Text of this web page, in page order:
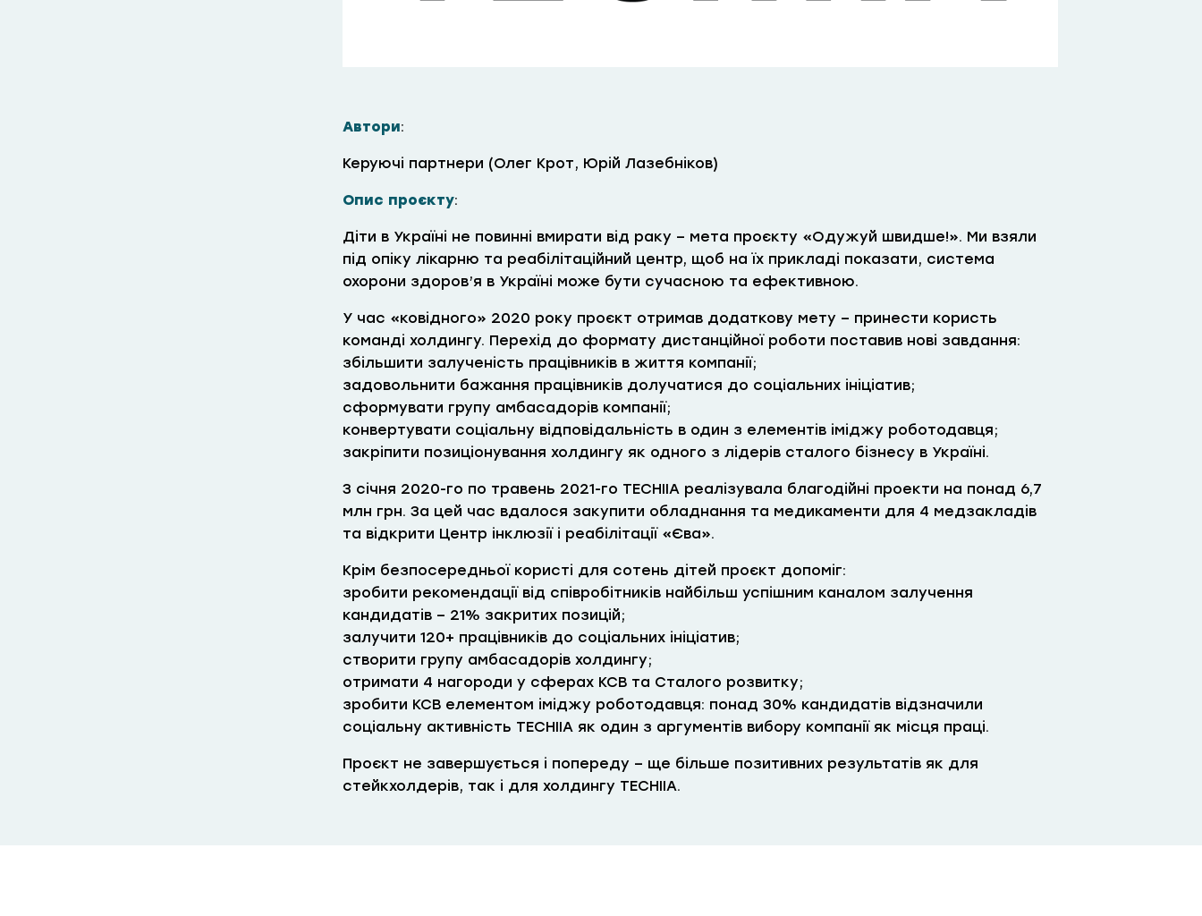
Автори:
Керуючі партнери (Олег Крот, Юрій Лазебніков)
Опис проєкту:
Діти в Україні не повинні вмирати від раку – мета проєкту «Одужуй швидше!». Ми взяли
під опіку лікарню та реабілітаційний центр, щоб на їх прикладі показати, система
охорони здоров’я в Україні може бути сучасною та ефективною.
У час «ковідного» 2020 року проєкт отримав додаткову мету – принести користь
команді холдингу. Перехід до формату дистанційної роботи поставив нові завдання:
збільшити залученість працівників в життя компанії;
задовольнити бажання працівників долучатися до соціальних ініціатив;
сформувати групу амбасадорів компанії;
конвертувати соціальну відповідальність в один з елементів іміджу роботодавця;
закріпити позиціонування холдингу як одного з лідерів сталого бізнесу в Україні.
З січня 2020-го по травень 2021-го TECHIIA реалізувала благодійні проекти на понад 6,7
млн грн. За цей час вдалося закупити обладнання та медикаменти для 4 медзакладів
та відкрити Центр інклюзії і реабілітації «Єва».
Крім безпосередньої користі для сотень дітей проєкт допоміг:
зробити рекомендації від співробітників найбільш успішним каналом залучення
кандидатів – 21% закритих позицій;
залучити 120+ працівників до соціальних ініціатив;
створити групу амбасадорів холдингу;
отримати 4 нагороди у сферах КСВ та Сталого розвитку;
зробити КСВ елементом іміджу роботодавця: понад 30% кандидатів відзначили
соціальну активність TECHIIA як один з аргументів вибору компанії як місця праці.
Проєкт не завершується і попереду – ще більше позитивних результатів як для
стейкхолдерів, так і для холдингу TECHIIA.